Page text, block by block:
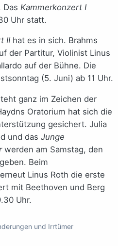
Das Kammerkonzert I
Uhr statt.
II hat es in sich. Brahms
der Partitur, Violinist Linus
auf der Bühne. Die
(5. Juni) ab 11 Uhr.
ganz im Zeichen der
Oratorium hat sich die
gesichert. Julia
und das Junge
werden am Samstag, den
Beim
Linus Roth die erste
mit Beethoven und Berg
Uhr.
und Irrtümer